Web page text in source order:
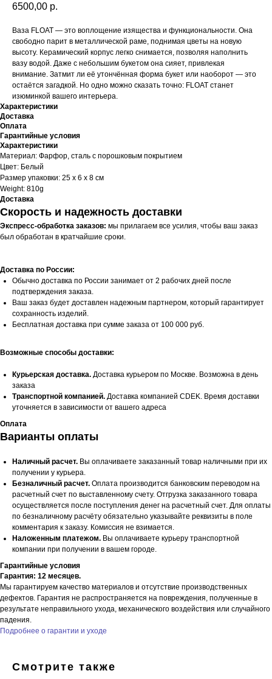
6500,00 р.
Ваза FLOAT — это воплощение изящества и функциональности. Она
свободно парит в металлической раме, поднимая цветы на новую
высоту. Керамический корпус легко снимается, позволяя наполнить
вазу водой. Даже с небольшим букетом она сияет, привлекая
внимание. Затмит ли её утончённая форма букет или наоборот — это
остаётся загадкой. Но одно можно сказать точно: FLOAT станет
изюминкой вашего интерьера.
Характеристики
Доставка
Оплата
Гарантийные условия
Характеристики
Материал: Фарфор, сталь с порошковым покрытием
Цвет: Белый
Размер упаковки: 25 x 6 x 8 см
Weight: 810g
Доставка
Скорость и надежность доставки
Экспресс-обработка заказов: мы прилагаем все усилия, чтобы ваш заказ
был обработан в кратчайшие сроки.
Доставка по России:
Обычно доставка по России занимает от 2 рабочих дней после
подтверждения заказа.
Ваш заказ будет доставлен надежным партнером, который гарантирует
сохранность изделий.
Бесплатная доставка при сумме заказа от 100 000 руб.
Возможные способы доставки:
Курьерская доставка. Доставка курьером по Москве. Возможна в день
заказа
Транспортной компанией. Доставка компанией CDEK. Время доставки
уточняется в зависимости от вашего адреса
Оплата
Варианты оплаты
Наличный расчет. Вы оплачиваете заказанный товар наличными при их
получении у курьера.
Безналичный расчет. Оплата производится банковским переводом на
расчетный счет по выставленному счету. Отгрузка заказанного товара
осуществляется после поступления денег на расчетный счет. Для оплаты
по безналичному расчёту обязательно указывайте реквизиты в поле
комментария к заказу. Комиссия не взимается.
Наложенным платежом. Вы оплачиваете курьеру транспортной
компании при получении в вашем городе.
Гарантийные условия
Гарантия: 12 месяцев.
Мы гарантируем качество материалов и отсутствие производственных
дефектов. Гарантия не распространяется на повреждения, полученные в
результате неправильного ухода, механического воздействия или случайного
падения.
Подробнее о гарантии и уходе
Смотрите также